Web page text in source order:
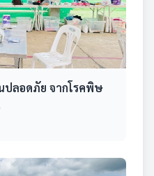
ปลอดภัย จากโรคพิษ